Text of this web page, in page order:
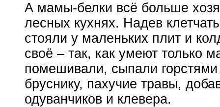
А мамы-белки всё больше
лесных кухнях. Надев
стояли у маленьких плит и
своё – так, как умеют только
помешивали, сыпали
бруснику, пахучие травы,
одуванчиков и клевера.